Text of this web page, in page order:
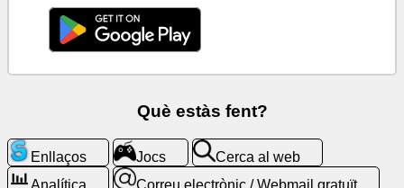
Jocs
al
web
Què estàs fent?
Enllaços Jocs
Cerca al web
Analítica
Correu electrònic / Webmail gratuït